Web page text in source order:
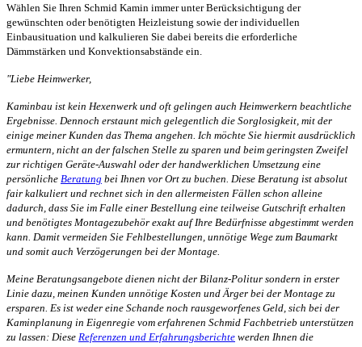
Wählen Sie Ihren Schmid Kamin immer unter Berücksichtigung der
gewünschten oder benötigten Heizleistung sowie der individuellen
Einbausituation und kalkulieren Sie dabei bereits die erforderliche
Dämmstärken und Konvektionsabstände ein.
"Liebe Heimwerker,
Kaminbau ist kein Hexenwerk und oft gelingen auch Heimwerkern beachtliche
Ergebnisse. Dennoch erstaunt mich gelegentlich die Sorglosigkeit, mit der
einige meiner Kunden das Thema angehen. Ich möchte Sie hiermit ausdrücklich
ermuntern, nicht an der falschen Stelle zu sparen und beim geringsten Zweifel
zur richtigen Geräte-Auswahl oder der handwerklichen Umsetzung eine
persönliche Beratung bei Ihnen vor Ort zu buchen. Diese Beratung ist absolut
fair kalkuliert und rechnet sich in den allermeisten Fällen schon alleine
dadurch, dass Sie im Falle einer Bestellung eine teilweise Gutschrift erhalten
und benötigtes Montagezubehör exakt auf Ihre Bedürfnisse abgestimmt werden
kann. Damit vermeiden Sie Fehlbestellungen, unnötige Wege zum Baumarkt
und somit auch Verzögerungen bei der Montage.
Meine Beratungsangebote dienen nicht der Bilanz-Politur sondern in erster
Linie dazu, meinen Kunden unnötige Kosten und Ärger bei der Montage zu
ersparen. Es ist weder eine Schande noch rausgeworfenes Geld, sich bei der
Kaminplanung in Eigenregie vom erfahrenen Schmid Fachbetrieb unterstützen
zu lassen: Diese Referenzen und Erfahrungsberichte werden Ihnen die